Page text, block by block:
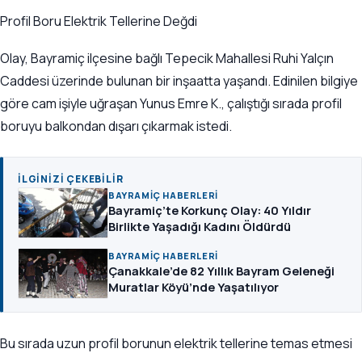
Profil Boru Elektrik Tellerine Değdi
Olay, Bayramiç ilçesine bağlı Tepecik Mahallesi Ruhi Yalçın
Caddesi üzerinde bulunan bir inşaatta yaşandı. Edinilen bilgiye
göre cam işiyle uğraşan Yunus Emre K., çalıştığı sırada profil
boruyu balkondan dışarı çıkarmak istedi.
İLGINIZI ÇEKEBILIR
BAYRAMIÇ HABERLERI
Bayramiç’te Korkunç Olay: 40 Yıldır
Birlikte Yaşadığı Kadını Öldürdü
BAYRAMIÇ HABERLERI
Çanakkale’de 82 Yıllık Bayram Geleneği
Muratlar Köyü’nde Yaşatılıyor
Bu sırada uzun profil borunun elektrik tellerine temas etmesi